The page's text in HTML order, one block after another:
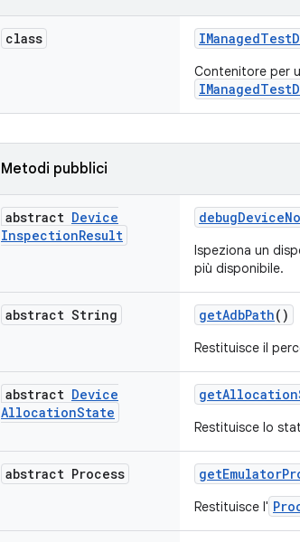
class IManagedTest
Contenitore per
Metodi pubblici
abstract Device
InspectionResult
debugDevice
Ispeziona un
più disponibile.
abstract String getAdbPath()
Restituisce il
abstract Device
AllocationState
getAllocation
Restituisce lo
abstract Process getEmulator
Restituisce l'